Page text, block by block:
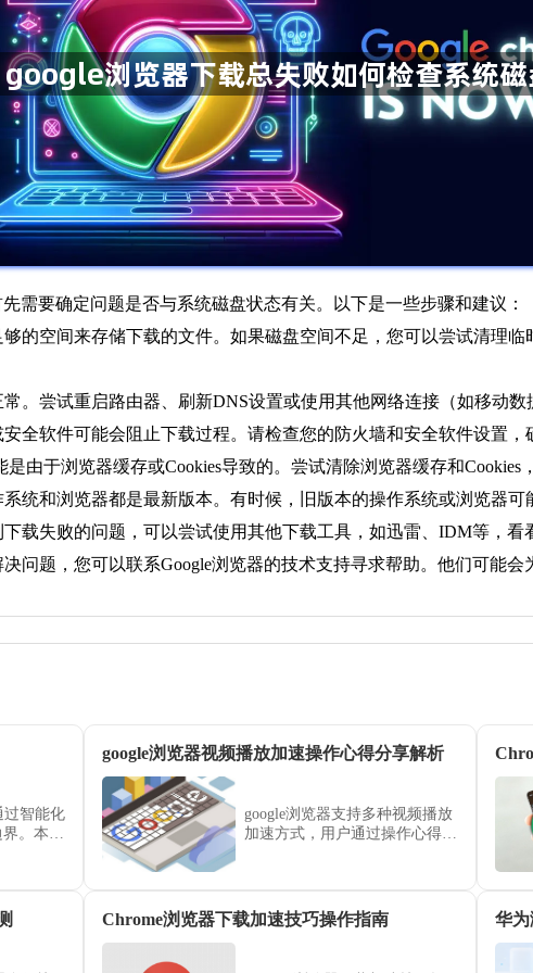
需要确定问题是否与系统磁盘状态有关。以下是一些步骤和建议：
的空间来存储下载的文件。如果磁盘空间不足，您可以尝试清理
。尝试重启路由器、刷新DNS设置或使用其他网络连接（如移动数
全软件可能会阻止下载过程。请检查您的防火墙和安全软件设置，
由于浏览器缓存或Cookies导致的。尝试清除浏览器缓存和Cookies
统和浏览器都是最新版本。有时候，旧版本的操作系统或浏览器可
载失败的问题，可以尝试使用其他下载工具，如迅雷、IDM等，看
问题，您可以联系Google浏览器的技术支持寻求帮助。他们可能会
过智能化
。本排
google浏览器视频播放加速操作心得分享解析
google浏览器支持多种视频播放
加速方式，用户通过操作心得可
Chrome浏览器下载加速技巧操作指南 华